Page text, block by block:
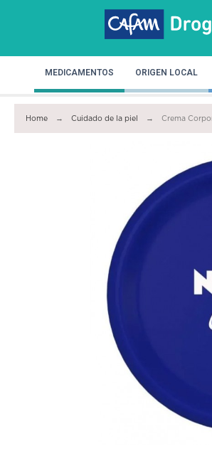
MEDICAMENTOS ORIGEN LOCAL
Home Cuidado de la piel Crema